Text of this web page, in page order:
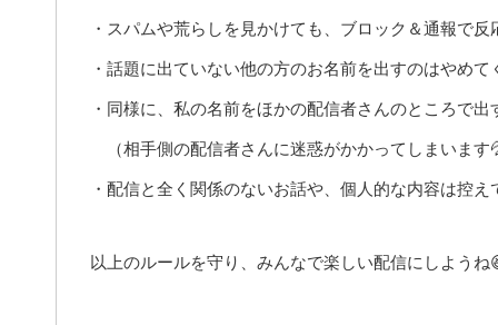
・スパムや荒らしを見かけても、ブロック＆通報で
・話題に出ていない他の方のお名前を出すのはやめて
・同様に、私の名前をほかの配信者さんのところで
（相手側の配信者さんに迷惑がかかってしまいます
・配信と全く関係のないお話や、個人的な内容は控え
以上のルールを守り、みんなで楽しい配信にしようね